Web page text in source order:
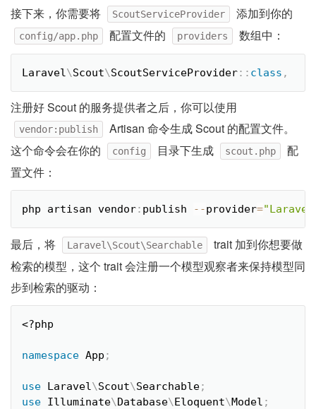
接下来，你需要将 ScoutServiceProvider 添加到你的
config/app.php 配置文件的 providers 数组中：
Laravel \Scout\ScoutServiceProvider:: class ,
注册好 Scout 的服务提供者之后，你可以使用
vendor:publish
Artisan 命令生成 Scout 的配置文件。
这个命令会在你的
config 目录下生成 scout.php
配
置文件：
php artisan vendor: publish --provider=
最后，将 Laravel\Scout\Searchable
trait 加到你想要做
检索的模型，这个 trait 会注册一个模型观察者来保持模型同
步到检索的驱动：
<?php
namespace App ;
use Laravel \Scout\Searchable;
use Illuminate\Database\Eloquent\Model ;